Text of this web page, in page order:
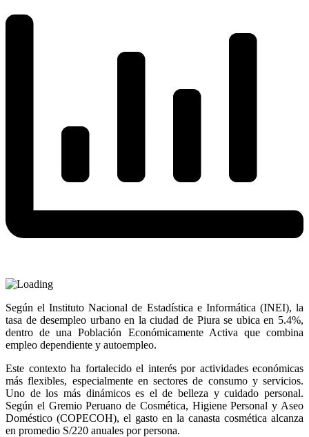
Según el Instituto Nacional de Estadística e Informática (INEI), la
tasa de desempleo urbano en la ciudad de Piura se ubica en 5.4%,
dentro de una Población Económicamente Activa que combina
empleo dependiente y autoempleo.
Este contexto ha fortalecido el interés por actividades económicas
más flexibles, especialmente en sectores de consumo y servicios.
Uno de los más dinámicos es el de belleza y cuidado personal.
Según el Gremio Peruano de Cosmética, Higiene Personal y Aseo
Doméstico (COPECOH), el gasto en la canasta cosmética alcanza
en promedio S/220 anuales por persona.